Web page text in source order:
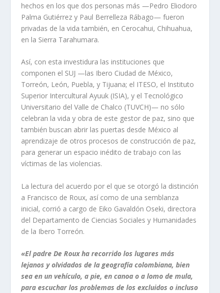
hechos en los que dos personas más —Pedro Eliodoro
Palma Gutiérrez y Paul Berrelleza Rábago— fueron
privadas de la vida también, en Cerocahui, Chihuahua,
en la Sierra Tarahumara.
Así, con esta investidura las instituciones que
componen el SUJ —las Ibero Ciudad de México,
Torreón, León, Puebla, y Tijuana; el ITESO, el Instituto
Superior Intercultural Ayuuk (ISIA), y el Tecnológico
Universitario del Valle de Chalco (TUVCH)— no sólo
celebran la vida y obra de este gestor de paz, sino que
también buscan abrir las puertas desde México al
aprendizaje de otros procesos de construcción de paz,
para generar un espacio inédito de trabajo con las
víctimas de las violencias.
La lectura del acuerdo por el que se otorgó la distinción
a Francisco de Roux, así como de una semblanza
inicial, corrió a cargo de Eiko Gavaldón Oseki, directora
del Departamento de Ciencias Sociales y Humanidades
de la Ibero Torreón.
«El padre De Roux ha recorrido los lugares más
lejanos y olvidados de la geografía colombiana, bien
sea en un vehículo, a pie, en canoa o a lomo de mula,
para escuchar los problemas de los excluidos o incluso